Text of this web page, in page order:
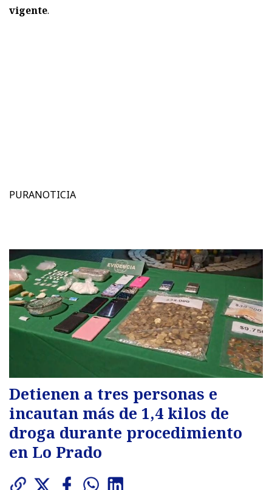
vigente.
PURANOTICIA
Detienen a tres personas e
incautan más de 1,4 kilos de
droga durante procedimiento
en Lo Prado